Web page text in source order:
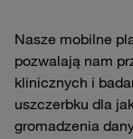
Nasze mobilne
pozwalają nam
klinicznych i
uszczerbku dla
gromadzenia